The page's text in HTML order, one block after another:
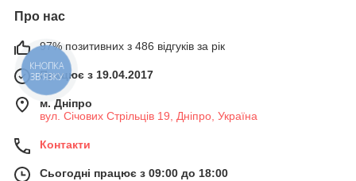
Про нас
97% позитивних з 486 відгуків за рік
Працює з 19.04.2017
м. Дніпро
вул. Січових Стрільців 19, Дніпро, Україна
Контакти
Сьогодні працює з 09:00 до 18:00
КНОПКА
ЗВ'ЯЗКУ